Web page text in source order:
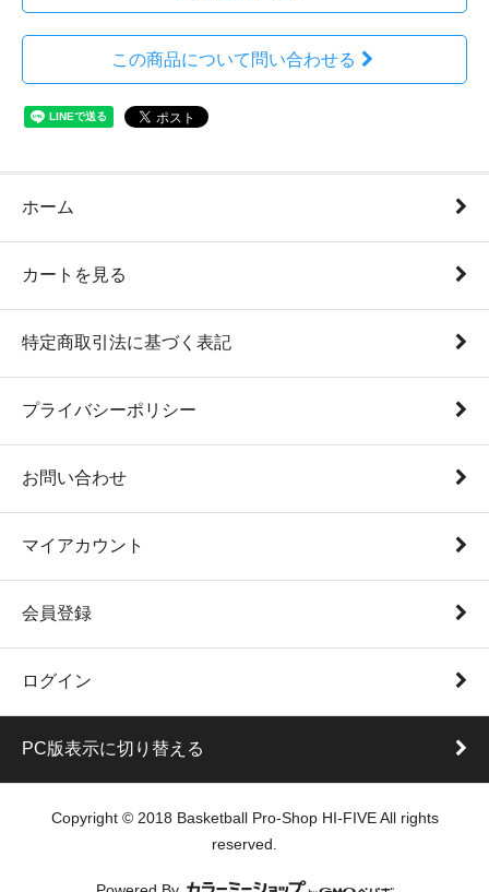
この商品について問い合わせる
ホーム
カートを見る
特定商取引法に基づく表記
プライバシーポリシー
お問い合わせ
マイアカウント
会員登録
ログイン
PC版表示に切り替える
Copyright © 2018 Basketball Pro-Shop HI-FIVE All rights
reserved.